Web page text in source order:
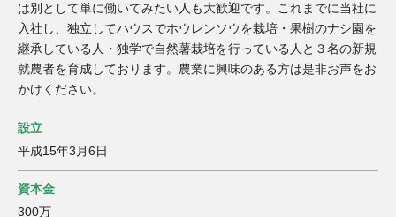
は別として単に働いてみたい人も大歓迎です。これまでに当社に
入社し、独立してハウスでホウレンソウを栽培・果樹のナシ園を
継承している人・独学で自然薯栽培を行っている人と３名の新規
就農者を育成しております。農業に興味のある方は是非お声をお
かけください。
設立
平成15年3月6日
資本金
300万